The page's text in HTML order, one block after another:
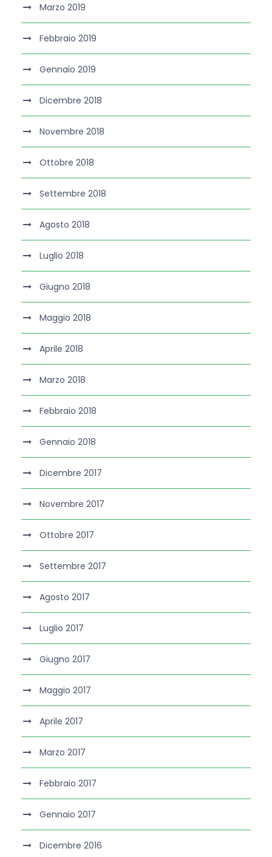
Marzo 2019
Febbraio 2019
Gennaio 2019
Dicembre 2018
Novembre 2018
Ottobre 2018
Settembre 2018
Agosto 2018
Luglio 2018
Giugno 2018
Maggio 2018
Aprile 2018
Marzo 2018
Febbraio 2018
Gennaio 2018
Dicembre 2017
Novembre 2017
Ottobre 2017
Settembre 2017
Agosto 2017
Luglio 2017
Giugno 2017
Maggio 2017
Aprile 2017
Marzo 2017
Febbraio 2017
Gennaio 2017
Dicembre 2016